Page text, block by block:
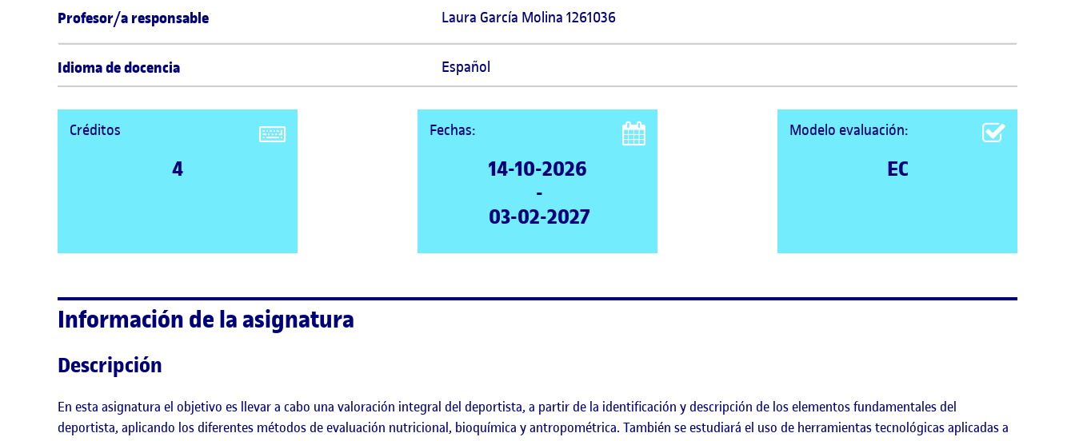
Profesor/a responsable Laura García Molina 1261036
Idioma de docencia Español
Créditos
4
Fechas:
14-10-2026
-
03-02-2027
Modelo evaluación:
EC
Información de la asignatura
Descripción
En esta asignatura el objetivo es llevar a cabo una valoración integral del deportista, a partir de la identificación y descripción de los elementos fundamentales del
deportista, aplicando los diferentes métodos de evaluación nutricional, bioquímica y antropométrica. También se estudiará el uso de herramientas tecnológicas aplicadas a